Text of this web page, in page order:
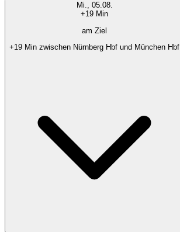
Mi., 05.08.
+19 Min
am Ziel
+19 Min zwischen Nürnberg Hbf und München Hbf